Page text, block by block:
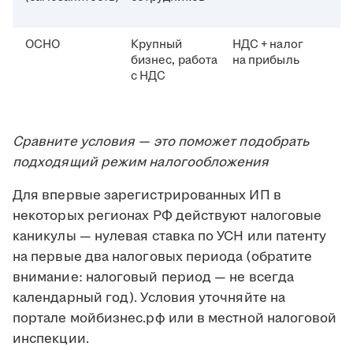
ОСНО
Крупный
бизнес, работа
с НДС
НДС + налог
на прибыль
Сравните условия — это поможет подобрать
подходящий режим налогообложения
Для впервые зарегистрированных ИП в
некоторых регионах РФ действуют налоговые
каникулы — нулевая ставка по УСН или патенту
на первые два налоговых периода (обратите
внимание: налоговый период — не всегда
календарный год). Условия уточняйте на
портале мойбизнес.рф или в местной налоговой
инспекции.